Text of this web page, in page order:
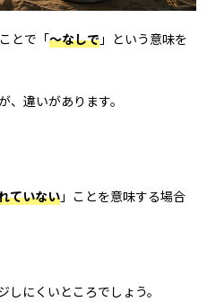
とで「～なしで 」という意味を
、違いがあります。
ていない 」ことを意味する場合
にくいところでしょう。